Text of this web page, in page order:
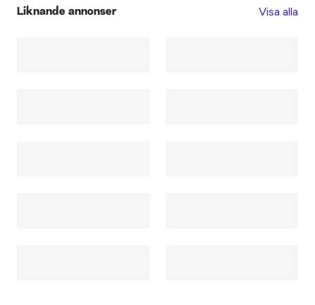
Liknande annonser Visa alla